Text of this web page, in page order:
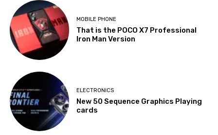
MOBILE PHONE
That is the POCO X7 Professional
Iron Man Version
ELECTRONICS
New 50 Sequence Graphics Playing
cards